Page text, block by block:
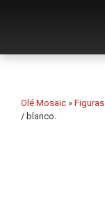
Empresa
Olé Mosaic » Figuras
/ blanco.